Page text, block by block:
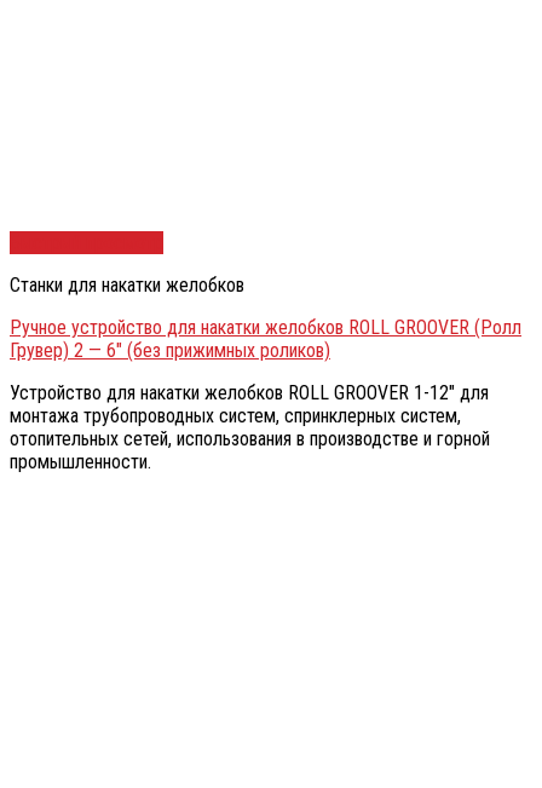
Станки для накатки желобков
Ручное устройство для накатки желобков ROLL GROOVER (Ролл
Грувер) 2 — 6″ (без прижимных роликов)
Устройство для накатки желобков ROLL GROOVER 1-12″ для
монтажа трубопроводных систем, спринклерных систем,
отопительных сетей, использования в производстве и горной
промышленности.